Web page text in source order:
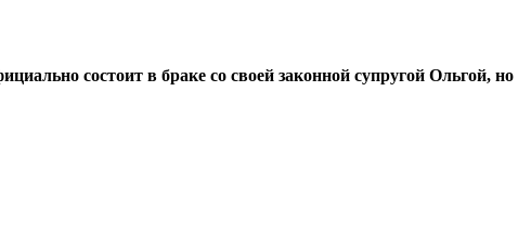
состоит в браке со своей законной супругой Ольгой, но